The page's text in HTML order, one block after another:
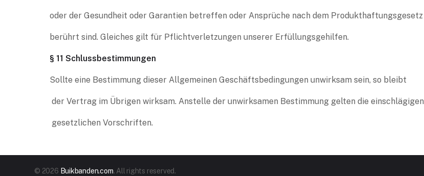
oder der Gesundheit oder Garantien betreffen oder Ansprüche nach dem Produkthaftungsgesetz
berührt sind. Gleiches gilt für Pflichtverletzungen unserer Erfüllungsgehilfen.
§ 11 Schlussbestimmungen
Sollte eine Bestimmung dieser Allgemeinen Geschäftsbedingungen unwirksam sein, so bleibt
der Vertrag im Übrigen wirksam. Anstelle der unwirksamen Bestimmung gelten die einschlägigen
gesetzlichen Vorschriften.
© 2026 Buikbanden.com. All rights reserved.